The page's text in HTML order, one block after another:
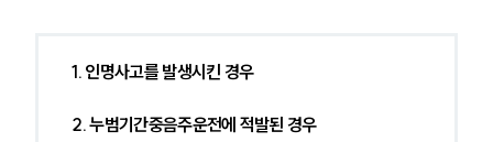
1. 인명사고를 발생시킨 경우
2. 누범기간중음주운전에 적발된 경우